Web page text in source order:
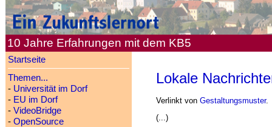
10 Jahre Erfahrungen mit dem KB5
Startseite
Themen...
- Universität im Dorf
- EU im Dorf
- VideoBridge
- OpenSource
Lokale
Verlinkt von Gestaltungsmuster.
(...)